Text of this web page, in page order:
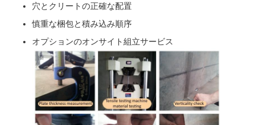
穴とクリートの正確な配置
慎重な梱包と積み込み順序
オプションのオンサイト組立サービス